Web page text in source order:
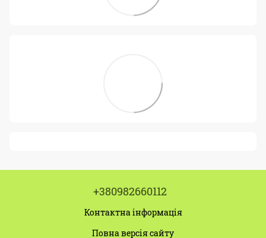
+380982660112
Контактна інформація
Повна версія сайту